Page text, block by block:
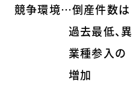
競争環境…倒産件数は
過去最低、異
業種参入の
増加